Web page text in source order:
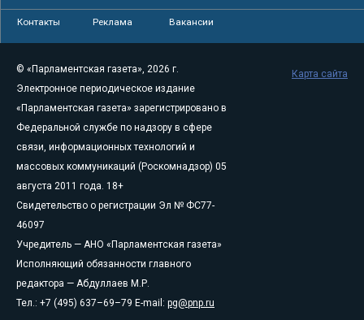
Контакты Реклама Вакансии
© «Парламентская газета», 2026 г.
Электронное периодическое издание
«Парламентская газета» зарегистрировано в
Федеральной службе по надзору в сфере
связи, информационных технологий и
массовых коммуникаций (Роскомнадзор) 05
августа 2011 года. 18+
Свидетельство о регистрации Эл № ФС77-
46097
Учредитель — АНО «Парламентская газета»
Исполняющий обязанности главного
редактора — Абдуллаев М.Р.
Тел.: +7 (495) 637–69–79 E-mail: pg@pnp.ru
Карта сайта